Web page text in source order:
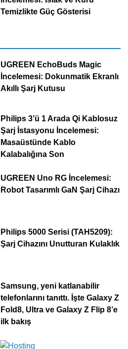
Temizlikte Güç Gösterisi
UGREEN EchoBuds Magic
İncelemesi: Dokunmatik Ekranlı
Akıllı Şarj Kutusu
Philips 3’ü 1 Arada Qi Kablosuz
Şarj İstasyonu İncelemesi:
Masaüstünde Kablo
Kalabalığına Son
UGREEN Uno RG İncelemesi:
Robot Tasarımlı GaN Şarj Cihazı
Philips 5000 Serisi (TAH5209):
Şarj Cihazını Unutturan Kulaklık
Samsung, yeni katlanabilir
telefonlarını tanıttı. İşte Galaxy Z
Fold8, Ultra ve Galaxy Z Flip 8’e
ilk bakış